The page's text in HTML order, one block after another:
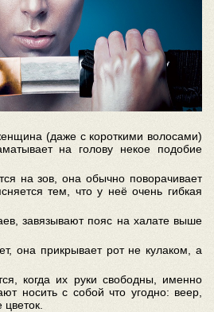
(даже с короткими волосами)
на голову некое подобие
на зов, она обычно поворачивает
тем, что у неё очень гибкая
завязывают пояс на халате выше
она прикрывает рот не кулаком, а
когда их руки свободны, именно
носить с собой что угодно: веер,